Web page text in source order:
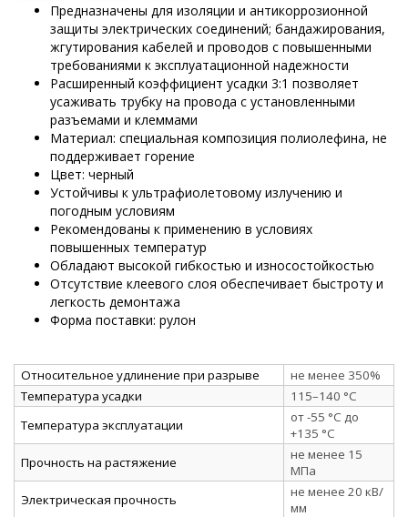
Предназначены для изоляции и антикоррозионной
защиты электрических соединений; бандажирования,
жгутирования кабелей и проводов с повышенными
требованиями к эксплуатационной надежности
Расширенный коэффициент усадки 3:1 позволяет
усаживать трубку на провода с установленными
разъемами и клеммами
Материал: специальная композиция полиолефина, не
поддерживает горение
Цвет: черный
Устойчивы к ультрафиолетовому излучению и
погодным условиям
Рекомендованы к применению в условиях
повышенных температур
Обладают высокой гибкостью и износостойкостью
Отсутствие клеевого слоя обеспечивает быстроту и
легкость демонтажа
Форма поставки: рулон
Относительное удлинение при разрыве
не менее 350%
Температура усадки
115–140 °C
Температура эксплуатации
от -55 °C до
+135 °C
Прочность на растяжение
не менее 15
МПа
Электрическая прочность
не менее 20 кВ/
мм